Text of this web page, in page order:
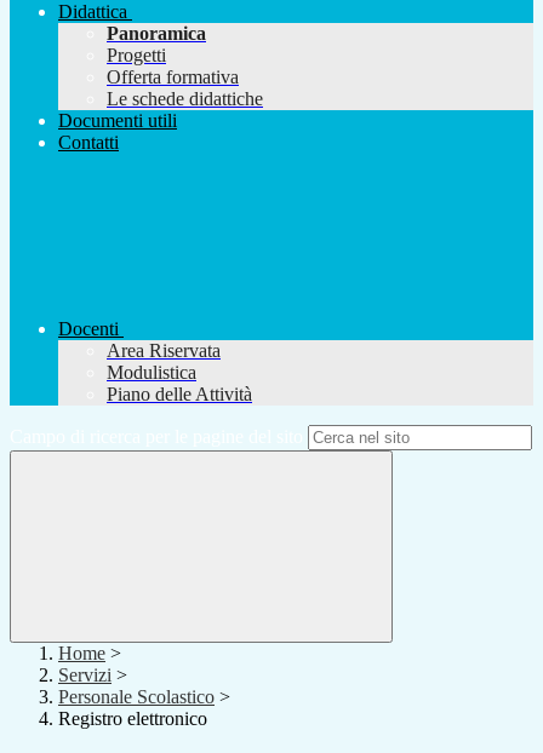
Didattica
Panoramica
Progetti
Offerta formativa
Le schede didattiche
Documenti utili
Contatti
Docenti
Area Riservata
Modulistica
Piano delle Attività
Home >
Servizi >
Personale Scolastico >
Registro elettronico